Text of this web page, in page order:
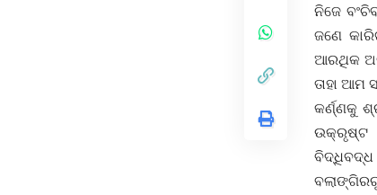
ନିଜେ
ଜଣେ
ଆରଥିକ
ତାହା
କର୍ଣ୍ଣକୁ
ଉକ୍ରୃଷ୍ଟ
ବିଦ୍ଧିବଦ୍ଧ